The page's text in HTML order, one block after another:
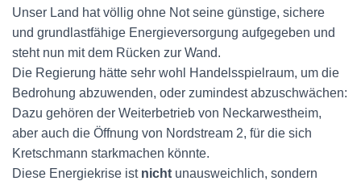
Unser Land hat völlig ohne Not seine günstige, sichere
und grundlastfähige Energieversorgung aufgegeben und
steht nun mit dem Rücken zur Wand.
Die Regierung hätte sehr wohl Handelsspielraum, um die
Bedrohung abzuwenden, oder zumindest abzuschwächen:
Dazu gehören der Weiterbetrieb von Neckarwestheim,
aber auch die Öffnung von Nordstream 2, für die sich
Kretschmann starkmachen könnte.
Diese Energiekrise ist nicht unausweichlich, sondern